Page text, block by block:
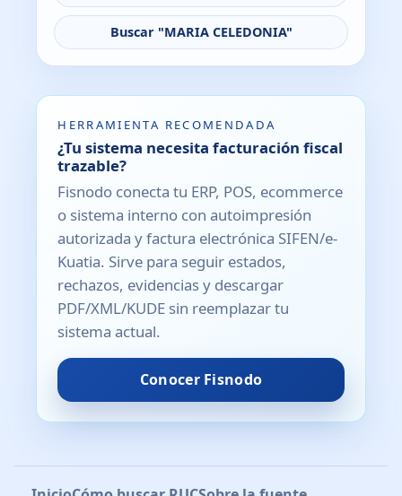
Buscar "MARIA CELEDONIA"
HERRAMIENTA RECOMENDADA
¿Tu sistema necesita facturación fiscal
trazable?
Fisnodo conecta tu ERP, POS, ecommerce
o sistema interno con autoimpresión
autorizada y factura electrónica SIFEN/e-
Kuatia. Sirve para seguir estados,
rechazos, evidencias y descargar
PDF/XML/KUDE sin reemplazar tu
sistema actual.
Conocer Fisnodo